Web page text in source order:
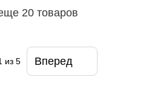
20 товаров
из 5 Вперед